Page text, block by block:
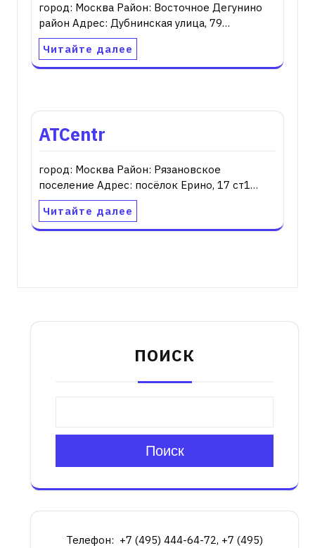
город: Москва Район: Восточное Дегунино
район Адрес: Дубнинская улица, 79…
Читайте далее
ATCentr
город: Москва Район: Рязановское
поселение Адрес: посёлок Ерино, 17 ст1…
Читайте далее
ПОИСК
Поиск
Телефон: +7 (495) 444-64-72, +7 (495)